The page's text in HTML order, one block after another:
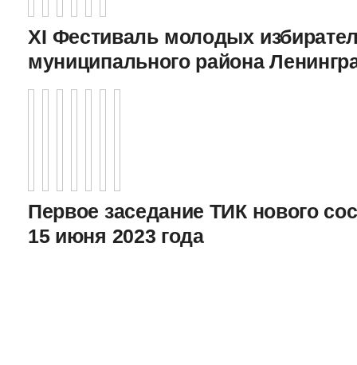
XI Фестиваль молодых
муниципального района
Первое заседание ТИК нового
15 июня 2023 года